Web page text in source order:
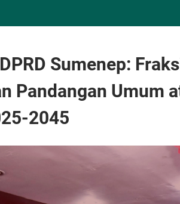
Sumenep:
Pandangan Umum
2045